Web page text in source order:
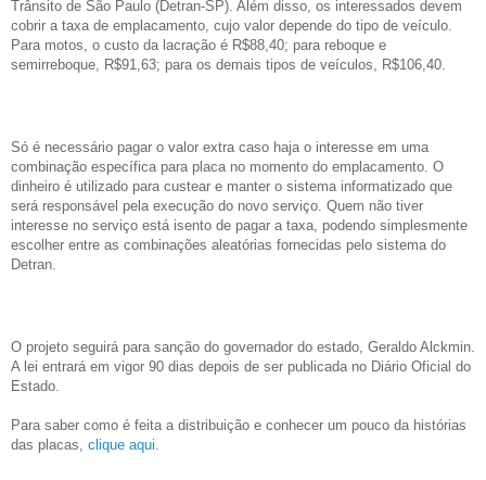
Trânsito de São Paulo (Detran-SP). Além disso, os interessados devem
cobrir a taxa de emplacamento, cujo valor depende do tipo de veículo.
Para motos, o custo da lacração é R$88,40; para reboque e
semirreboque, R$91,63; para os demais tipos de veículos, R$106,40.
Só é necessário pagar o valor extra caso haja o interesse em uma
combinação específica para placa no momento do emplacamento. O
dinheiro é utilizado para custear e manter o sistema informatizado que
será responsável pela execução do novo serviço. Quem não tiver
interesse no serviço está isento de pagar a taxa, podendo simplesmente
escolher entre as combinações aleatórias fornecidas pelo sistema do
Detran.
O projeto seguirá para sanção do governador do estado, Geraldo Alckmin.
A lei entrará em vigor 90 dias depois de ser publicada no Diário Oficial do
Estado.
Para saber como é feita a distribuição e conhecer um pouco da histórias
das placas, clique aqui